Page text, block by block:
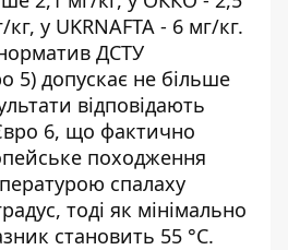
у UKRNAFTA - 6 мг/кг.
ДСТУ
5) допускає не більше
відповідають
6, що фактично
походження
спалаху
тоді як мінімально
становить 55 °С.